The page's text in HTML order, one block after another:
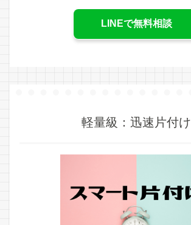
LINEで無料相談
軽量級：迅速片付け